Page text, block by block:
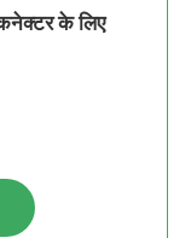
के लिए